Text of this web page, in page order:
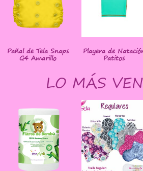
Pañal de Tela Snaps
G4 Amarillo
Playera de
Patitos
LO MÁS